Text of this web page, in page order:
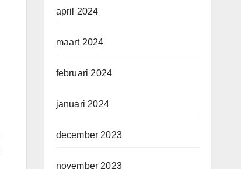
april 2024
maart 2024
februari 2024
januari 2024
december 2023
november 2023